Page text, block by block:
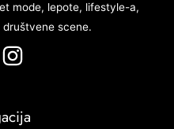
mode, lepote, lifestyle-a,
scene.